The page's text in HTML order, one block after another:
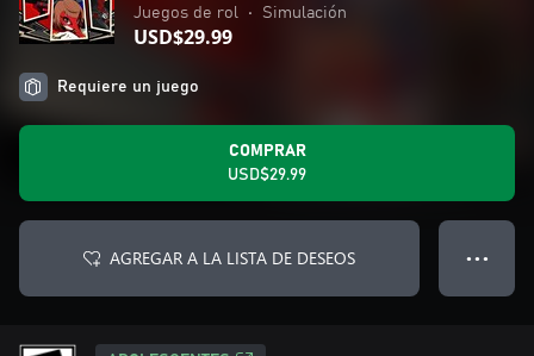
Juegos de rol
• Simulación
USD$29.99
Requiere un juego
COMPRAR
USD$29.99
AGREGAR A LA LISTA DE DESEOS ● ● ●